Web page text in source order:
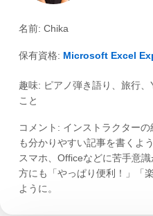
名前: Chika
保有資格: Microsoft Excel
趣味: ピアノ弾き語り、旅行
こと
コメント: インストラクター
も分かりやすい記事を書くよ
スマホ、Officeなどに苦手意
方にも「やっぱり便利！」「
ように。